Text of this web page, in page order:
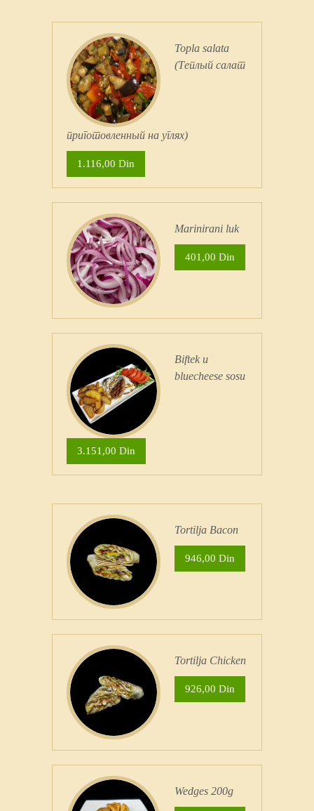
Topla salata
(Теплый салат
приготовленный на углях)
1.116,00 Din
Marinirani luk
401,00 Din
Biftek u
bluecheese sosu
3.151,00 Din
Tortilja Bacon
946,00 Din
Tortilja Chicken
926,00 Din
Wedges 200g